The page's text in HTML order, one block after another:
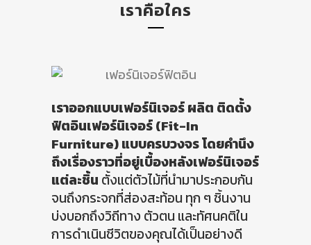
เราคือใคร
เราออกแบบเฟอร์นิเจอร์ ผลิต ติดตั้ง
ฟิตอินเฟอร์นิเจอร์ (Fit-In
Furniture) แบบครบวงจร โดยคำนึง
ถึงเรื่องราวที่อยู่เบื้องหลังเฟอร์นิเจอร์
แต่ละชิ้น ตั้งแต่ตัวไม้ที่นำมาประกอบกัน
จนถึงกระจกที่ส่องสะท้อน ทุก ๆ ชิ้นงาน
บ่งบอกถึงวิถีทาง ตัวตน และทัศนคติใน
การดำเนินชีวิตของคุณได้เป็นอย่างดี